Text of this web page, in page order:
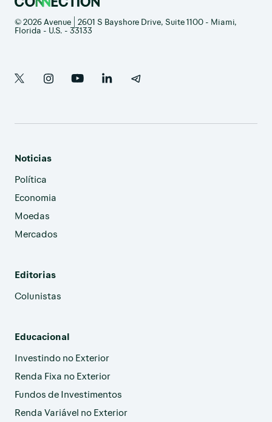
© 2026 Avenue | 2601 S Bayshore Drive, Suite 1100 - Miami,
Florida - U.S. - 33133
Noticias
Política
Economia
Moedas
Mercados
Editorias
Colunistas
Educacional
Investindo no Exterior
Renda Fixa no Exterior
Fundos de Investimentos
Renda Variável no Exterior